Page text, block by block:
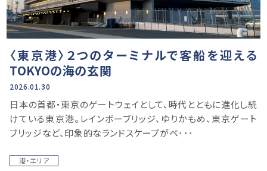
〈東京港〉２つのターミナルで客船を迎える
TOKYOの海の玄関
2026.01.30
日本の首都・東京のゲートウェイとして、時代とともに進化し続
けている東京港。レインボーブリッジ、ゆりかもめ、東京ゲート
ブリッジなど、印象的なランドスケープがベ･･･
港・エリア